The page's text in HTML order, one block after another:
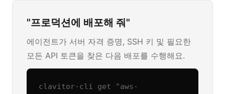
"프로덕션에 배포해 줘"
에이전트가 서버 자격 증명, SSH 키 및 필요한
모든 API 토큰을 찾은 다음 배포를 수행해요.
clavitor-cli get "aws-